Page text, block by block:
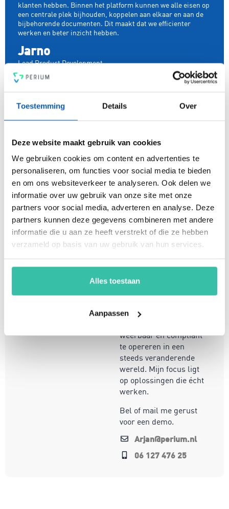
Toestemming Details Over
Deze website maakt gebruik van cookies
We gebruiken cookies om content en advertenties te
personaliseren, om functies voor social media te bieden
en om ons websiteverkeer te analyseren. Ook delen we
informatie over uw gebruik van onze site met onze
partners voor social media, adverteren en analyse. Deze
partners kunnen deze gegevens combineren met andere
informatie die u aan ze heeft verstrekt of die ze hebben
verzameld op basis van uw gebruik van hun services.
Alles toestaan
Aanpassen
klanten hebben. Binnen het platform kunnen we alle eisen op
een centrale plek bijhouden, koppelen aan elkaar en aan de
bijbehorende documenten. Dit maakt dat we efficienter
werken en beter inzicht hebben.
Jarno
Lead Product Development
Perium is het meest gebruiksvriendelijke all-in-one
platform voor compleet risicomanagement. In een mum van
tijd ben je voorzien van een intuïtief en flexibel
PDCA-cyclus, een 4-ogen principe en heldere rapportages.
Voldoe vanaf nu aan de voor jou relevante standaarden voor
onder andere security, privacy, duurzaamheid, milieu,
energiemanagement, ARBO en nog veel meer. Vergroot de
weerbaarheid van je organisatie snel, eenvoudig en
betaalbaar met hét Perium platform.
Arjan Kremer
B.V.
Met een achtergrond in
innovatie, help ik
weerbaar en compliant
te opereren in een
steeds veranderende
wereld. Mijn focus ligt
op oplossingen die écht
werken.
Bel of mail me gerust
voor een demo.
Arjan@perium.nl
06 127 476 25